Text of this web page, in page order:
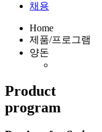
채용
Home
제품/프로그램
양돈
Product
program